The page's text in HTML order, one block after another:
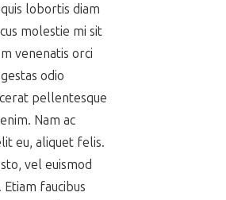
lobortis diam
molestie mi sit
venenatis orci
odio
pellentesque
Nam ac
eu, aliquet felis.
vel euismod
faucibus